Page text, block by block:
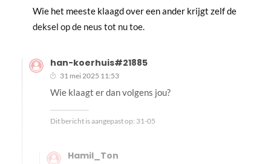
Wie het meeste klaagd over een ander krijgt zelf de
deksel op de neus tot nu toe.
han-koerhuis#21885
31 mei 2025 11:53
Wie klaagt er dan volgens jou?
Dit bericht is aangepast op: 31-05
Hamil_Ton